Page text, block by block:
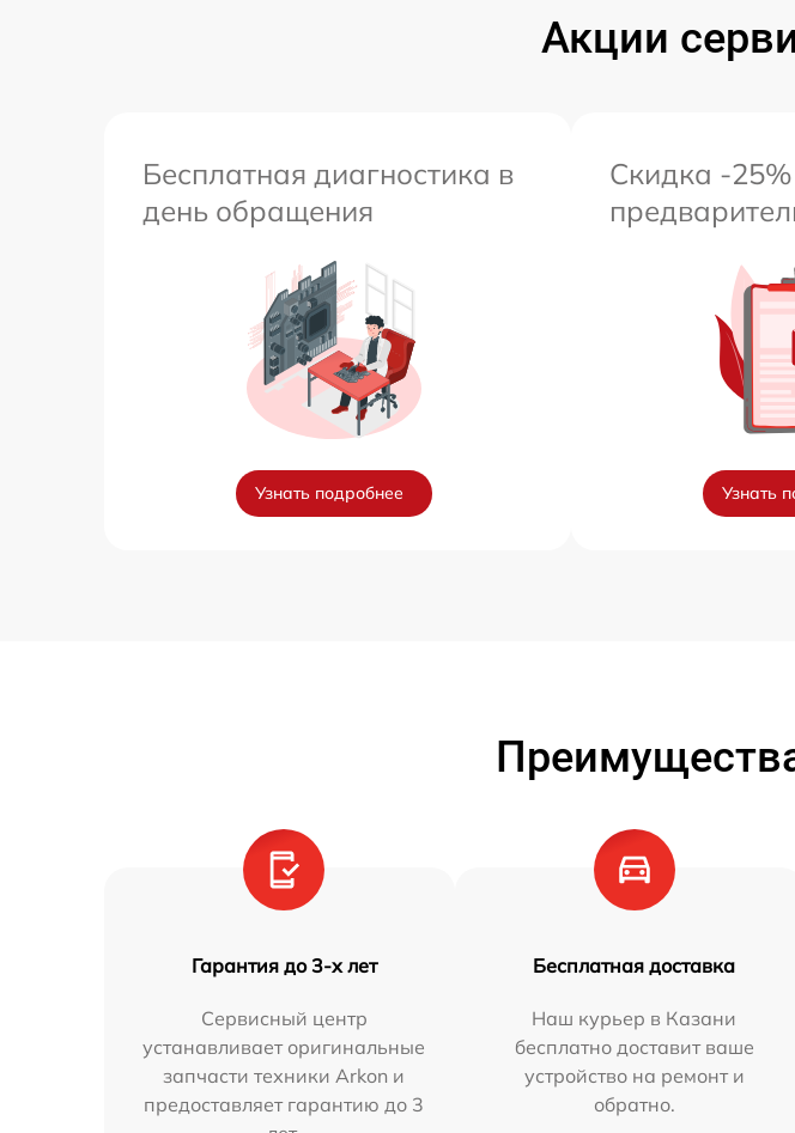
Акции
Бесплатная диагностика в
день обращения
Узнать подробнее
Скидка -
Узнать
Гарантия до 3-х лет
Сервисный центр
устанавливает оригинальные
запчасти техники Arkon и
предоставляет гарантию до 3
Бесплатная доставка
Наш курьер в Казани
бесплатно доставит ваше
устройство на ремонт и
обратно.